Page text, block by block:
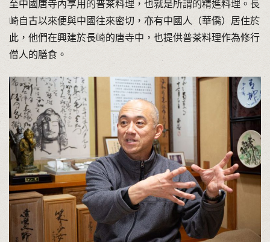
至中國唐寺內享用的普茶料理，也就是所謂的精進料理。長
崎自古以來便與中國往來密切，亦有中國人（華僑）居住於
此，他們在興建於長崎的唐寺中，也提供普茶料理作為修行
僧人的膳食。